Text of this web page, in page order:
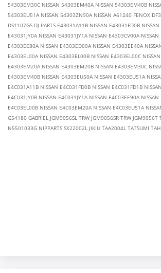
54303EM30C NISSAN 54303EM40A NISSAN 54303EM40B
54303EU51A NISSAN 54303ZN90A NISSAN A61240 FENOX
DS1107GS DJ PARTS E43031A11B NISSAN E43031FD0B
E43031JY0A NISSAN E43031JY1A NISSAN E4303CV00A
E4303EC80A NISSAN E4303ED00A NISSAN E4303EE40A
E4303EL00A NISSAN E4303EL00B NISSAN E4303EL00C
E4303EM20A NISSAN E4303EM20B NISSAN E4303EM30C
E4303EM40B NISSAN E4303EU50A NISSAN E4303EU51A
E4C031A11B NISSAN E4C031FD0B NISSAN E4C031FD1B
E4C031JY0B NISSAN E4C031JY1A NISSAN E4C03EE90A
E4C03EL00B NISSAN E4C03EM20A NISSAN E4C03EU51A
G54180 GABRIEL JGM9056SL TRW JGM9056SR TRW
N5501033G NIPPARTS SX22002L JIKIU TAA2004L TATSUMI